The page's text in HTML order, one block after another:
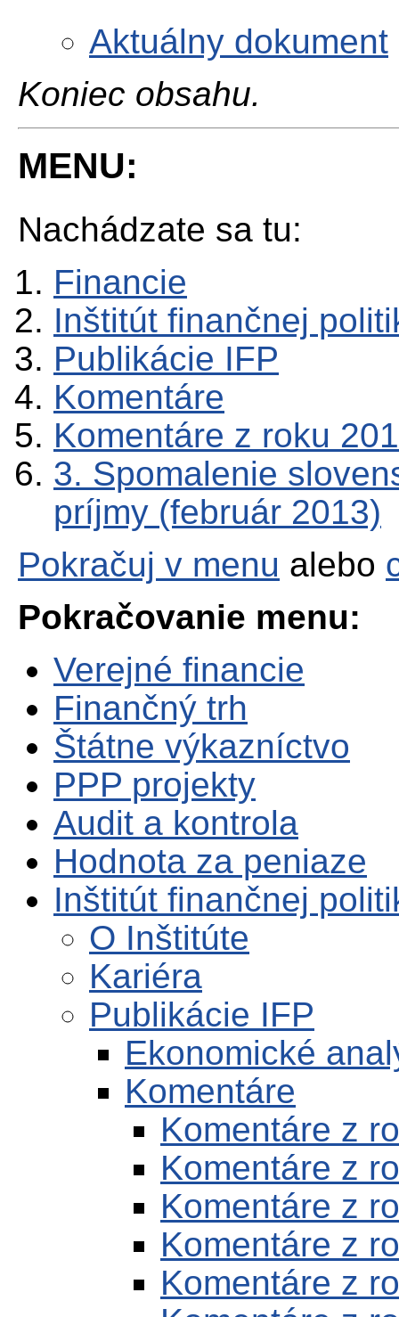
Aktuálny dokument
Koniec obsahu.
MENU:
Nachádzate sa tu:
Financie
Inštitút finančnej
Publikácie IFP
Komentáre
Komentáre z roku
3. Spomalenie
príjmy (február 2013)
Pokračuj v menu alebo
Pokračovanie menu:
Verejné financie
Finančný trh
Štátne výkazníctvo
PPP projekty
Audit a kontrola
Hodnota za peniaze
Inštitút finančnej
O Inštitúte
Kariéra
Publikácie IFP
Ekonomické
Komentáre
Komentáre z
Komentáre z
Komentáre z
Komentáre z
Komentáre z